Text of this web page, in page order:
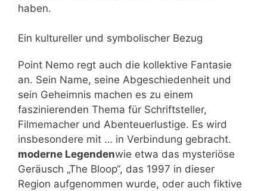
haben.
Ein kultureller und symbolischer Bezug
Point Nemo regt auch die kollektive Fantasie
an. Sein Name, seine Abgeschiedenheit und
sein Geheimnis machen es zu einem
faszinierenden Thema für Schriftsteller,
Filmemacher und Abenteuerlustige. Es wird
insbesondere mit … in Verbindung gebracht.
moderne Legendenwie etwa das mysteriöse
Geräusch „The Bloop“, das 1997 in dieser
Region aufgenommen wurde, oder auch fiktive